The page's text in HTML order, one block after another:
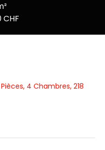
CHF
4 Chambres, 218